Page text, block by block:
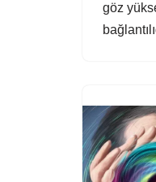
göz